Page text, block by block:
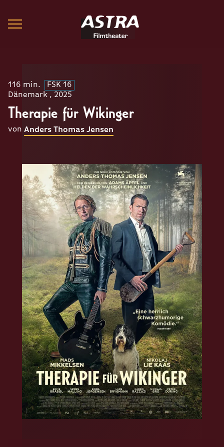
116 min.
FSK 16
Dänemark , 2025
Therapie für Wikinger
von Anders Thomas Jensen